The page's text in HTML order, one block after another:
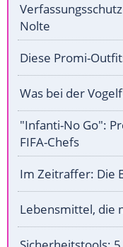
Nolte
Diese Promi-
Was bei der
"Infanti-No Go":
FIFA-Chefs
Im Zeitraffer: Die
Lebensmittel, die